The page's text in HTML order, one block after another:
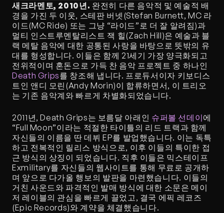
새크라멘토, 2010년. 완전히 다른 음악적 및 예술적 배
경을 가진 두 이웃, 스테판 버넷(Stefan Burnett, MC 라
이드(MC Ride) 또는 그냥 “라이드”로 더 잘 알려짐)과
멀티 인스트루멘탈리스트 잭 힐(Zach Hill)은 예술과 블
랙 메탈 음악에 대한 공통된 사랑을 바탕으로 뜻밖의 유
대를 형성합니다. 이들은 함께 21세기 가장 양극화되고
Death Grips를 창조해 냅니다. 프로듀서이자 키보디스
트인 앤디 모린(Andy Morin)이 합류하면서, 이 트리오
는 기존 음악계와 빠르게 차별화되었습니다.
2011년, Death Grips는 보름달 아래인 슈퍼볼 선데이에
“Full Moon”이라는 적절한 타이틀의 리드 트랙과 함께
자신들의 이름을 딴 데뷔 EP를 발업했습니다. 이는 독특
하고 전복적인 릴리스 방식으로, 이후 이들의 특이한 접
근 방식의 상징이 되었습니다. 직후 이들은 믹스테이프
Exmilitary를 자신들의 웹사이트를 통해 무료로 공개하
며 앞으로 다가올 행보의 발판을 마련했습니다. 이들의
거친 사운드와 파격적인 발매 방식에 대한 소문은 메이
저 레이블의 관심을 빠르게 끌었고, 결국 에픽 레코즈
(Epic Records)와 계약을 체결했습니다.